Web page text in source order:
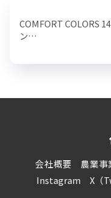
COMFORT COLORS
ン…
会社概要 農業事
Instagram
X（